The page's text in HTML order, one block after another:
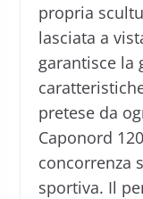
propria
lasciata a
garantisce la
pretese da
Caponord
concorrenza
sportiva. Il